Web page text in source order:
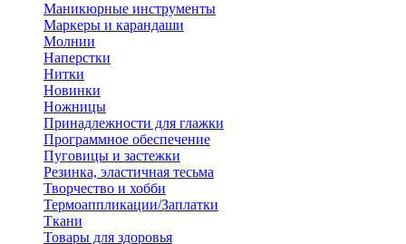
Маникюрные инструменты
Маркеры и карандаши
Молнии
Наперстки
Нитки
Новинки
Ножницы
Принадлежности для глажки
Программное обеспечение
Пуговицы и застежки
Резинка, эластичная тесьма
Творчество и хобби
Термоаппликации/Заплатки
Ткани
Товары для здоровья